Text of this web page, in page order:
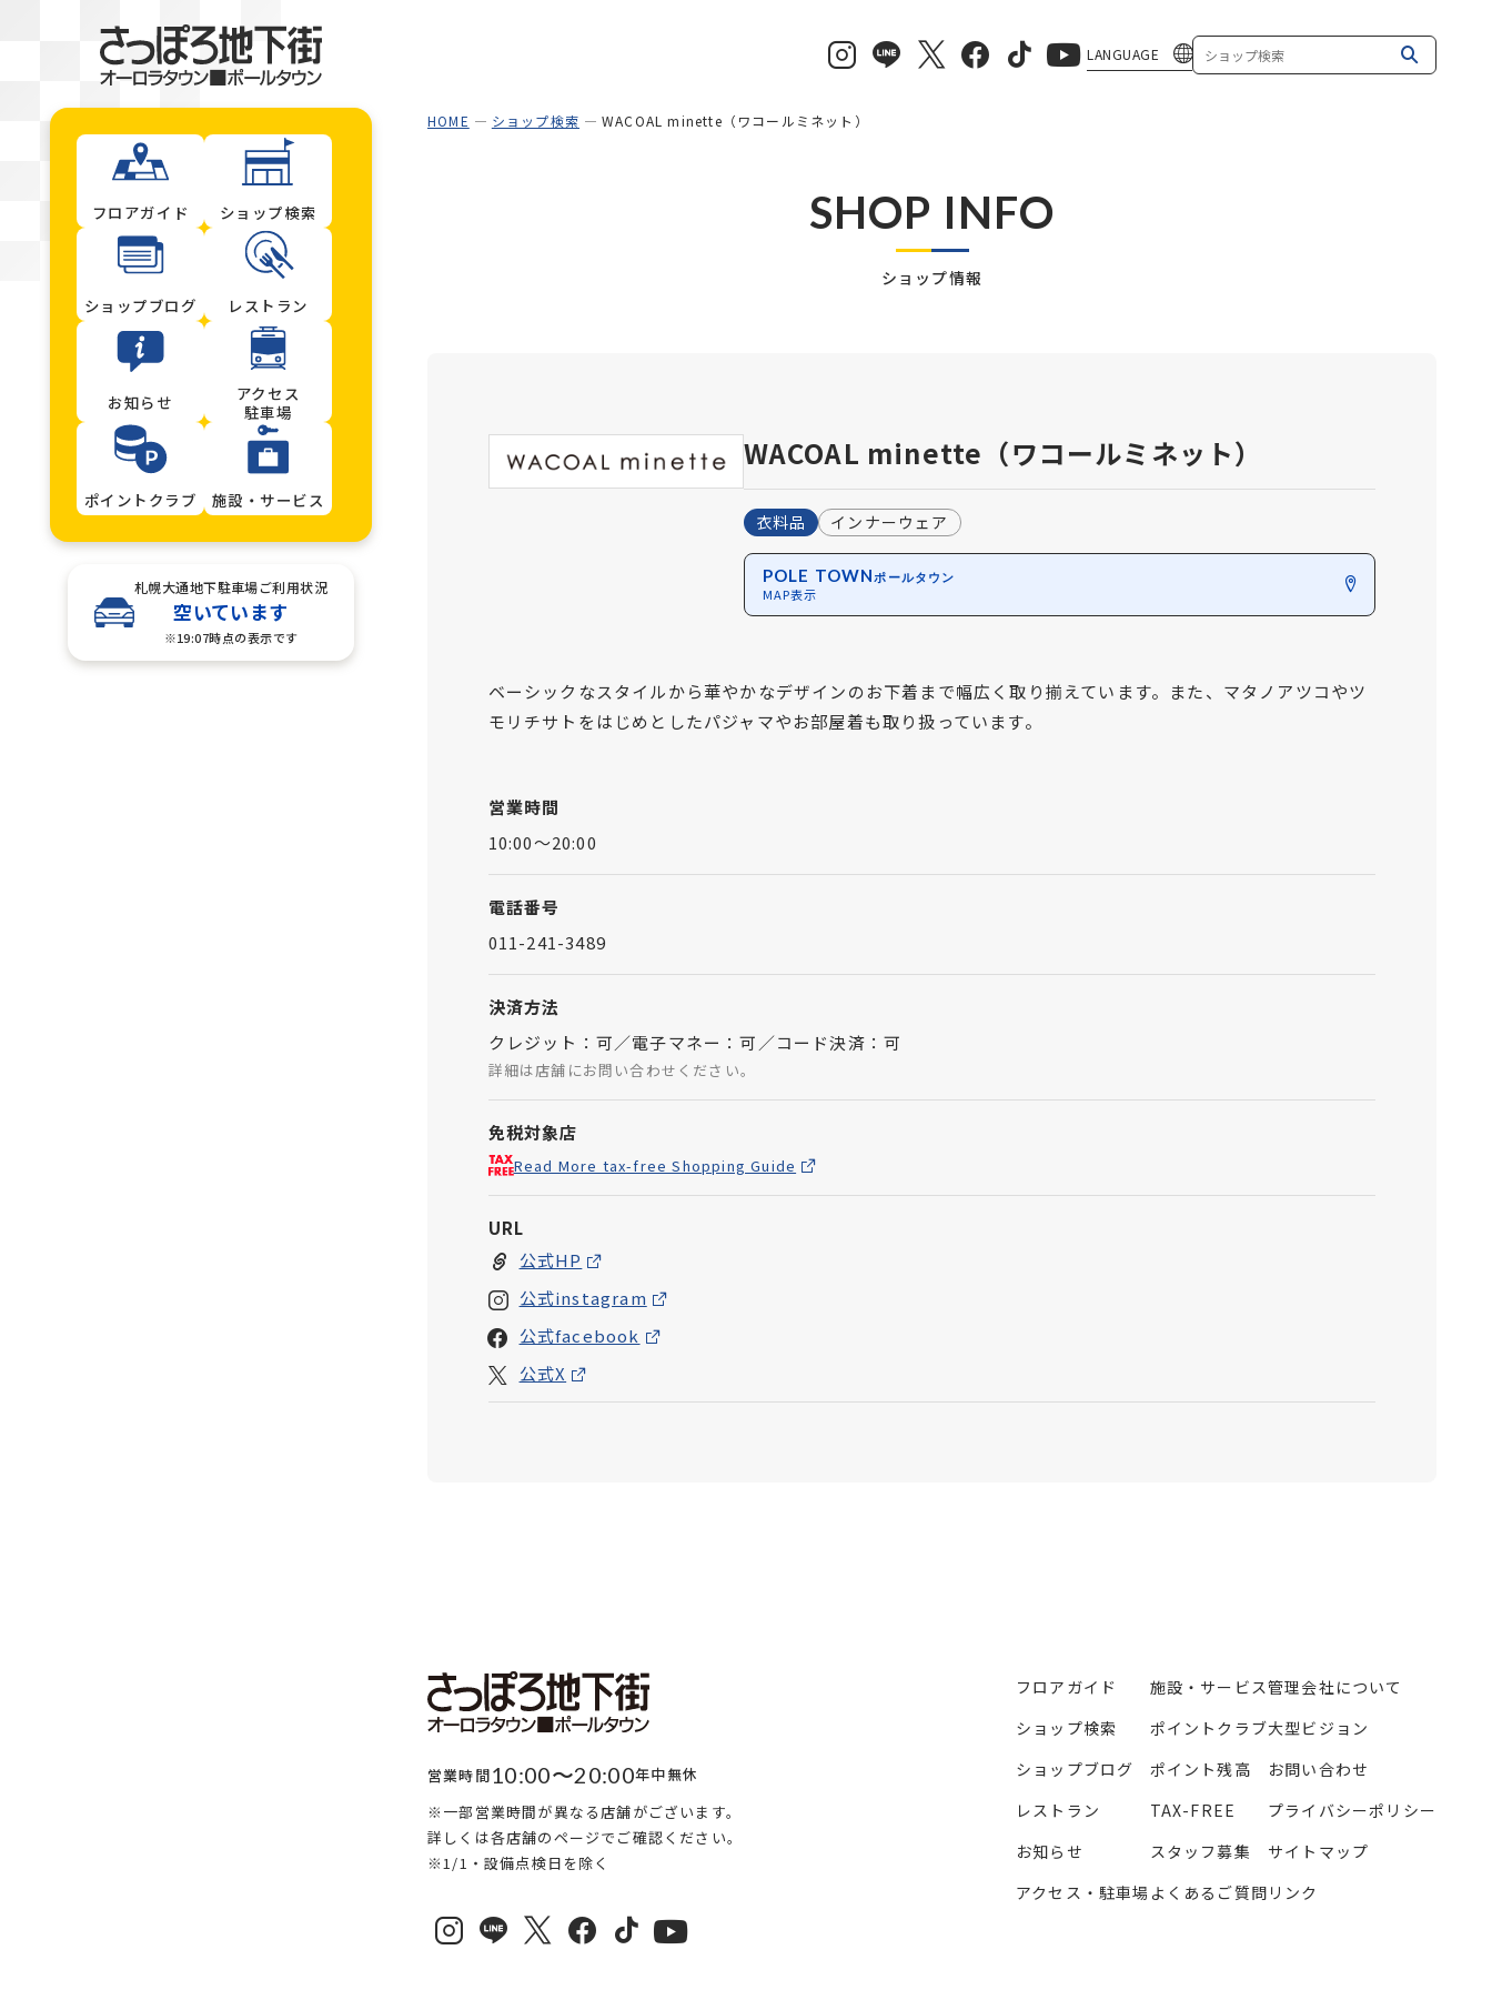
フロアガイド ショップ検索
ショップブログ レストラン
お知らせ
アクセス
駐車場
ポイントクラブ 施設・サービス
札幌大通地下駐車場ご利用状況
空いています
※19:07時点の表示です
LANGUAGE
HOME ショップ検索 WACOAL minette（ワコールミネット）
SHOP INFO
ショップ情報
WACOAL minette（ワコールミネット）
衣料品 インナーウェア
POLE TOWN ポールタウン
MAP表示
ベーシックなスタイルから華やかなデザインのお下着まで幅広く取り揃えています。また、マタノアツコやツ
モリチサトをはじめとしたパジャマやお部屋着も取り扱っています。
営業時間
10:00～20:00
電話番号
011-241-3489
決済方法
クレジット：可／電子マネー：可／コード決済：可
詳細は店舗にお問い合わせください。
免税対象店
Read More tax-free Shopping Guide
URL
公式HP
公式instagram
公式facebook
公式X
営業時間10:00〜20:00年中無休
※一部営業時間が異なる店舗がございます。
詳しくは各店舗のページでご確認ください。
※1/1・設備点検日を除く
フロアガイド
ショップ検索
ショップブログ
レストラン
お知らせ
アクセス・駐車場
施設・サービス
ポイントクラブ
ポイント残高
TAX-FREE
スタッフ募集
よくあるご質問
管理会社について
大型ビジョン
お問い合わせ
プライバシーポリシー
サイトマップ
リンク